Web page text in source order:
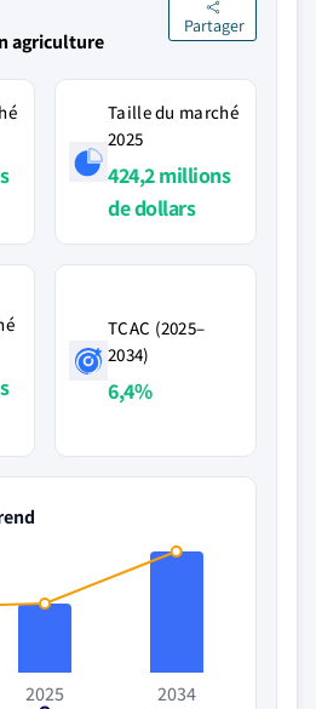
agriculture
Partager
Taille du marché
2025
424,2 millions
de dollars
TCAC (2025–
2034)
6,4%
2025
2034